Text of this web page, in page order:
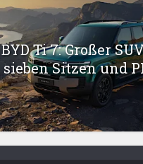
BYD Ti 7: Großer
sieben Sitzen und